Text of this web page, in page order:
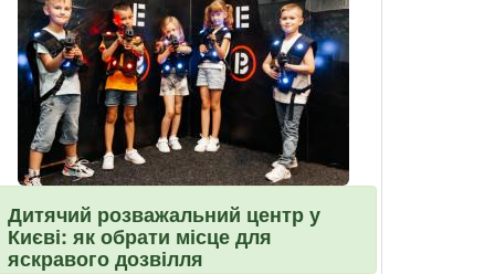
Дитячий розважальний центр у
Києві: як обрати місце для
яскравого дозвілля